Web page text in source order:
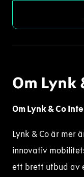
Om Lynk
Om Lynk & Co
Lynk & Co är mer
innovativ
ett brett utbud av